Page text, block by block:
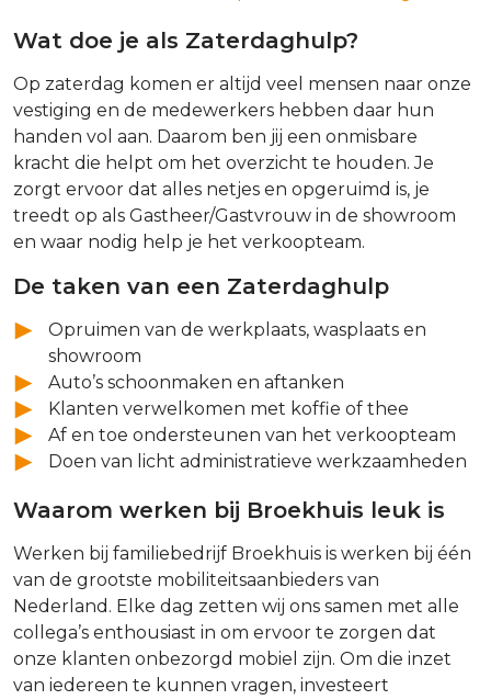
Wat doe je als Zaterdaghulp?
Op zaterdag komen er altijd veel mensen naar onze
vestiging en de medewerkers hebben daar hun
handen vol aan. Daarom ben jij een onmisbare
kracht die helpt om het overzicht te houden. Je
zorgt ervoor dat alles netjes en opgeruimd is, je
treedt op als Gastheer/Gastvrouw in de showroom
en waar nodig help je het verkoopteam.
De taken van een Zaterdaghulp
Opruimen van de werkplaats, wasplaats en
showroom
Auto’s schoonmaken en aftanken
Klanten verwelkomen met koffie of thee
Af en toe ondersteunen van het verkoopteam
Doen van licht administratieve werkzaamheden
Waarom werken bij Broekhuis leuk is
Werken bij familiebedrijf Broekhuis is werken bij één
van de grootste mobiliteitsaanbieders van
Nederland. Elke dag zetten wij ons samen met alle
collega’s enthousiast in om ervoor te zorgen dat
onze klanten onbezorgd mobiel zijn. Om die inzet
van iedereen te kunnen vragen, investeert